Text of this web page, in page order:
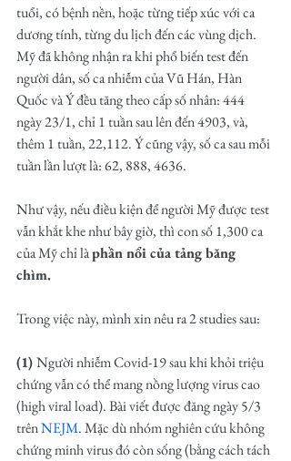
tuổi, có bệnh nền, hoặc từng tiếp xúc với ca
dương tính, từng du lịch đến các vùng dịch.
Mỹ đã không nhận ra khi phổ biến test đến
người dân, số ca nhiễm của Vũ Hán, Hàn
Quốc và Ý đều tăng theo cấp số nhân: 444
ngày 23/1, chỉ 1 tuần sau lên đến 4903, và,
thêm 1 tuần, 22,112. Ý cũng vậy, số ca sau mỗi
tuần lần lượt là: 62, 888, 4636.
Như vậy, nếu điều kiện để người Mỹ được test
vẫn khắt khe như bây giờ, thì con số 1,300 ca
của Mỹ chỉ là phần nổi của tảng băng
chìm.
Trong việc này, mình xin nêu ra 2 studies sau:
(1) Người nhiễm Covid-19 sau khi khỏi triệu
chứng vẫn có thể mang nồng lượng virus cao
(high viral load). Bài viết được đăng ngày 5/3
trên NEJM. Mặc dù nhóm nghiên cứu không
chứng minh virus đó còn sống (bằng cách tách